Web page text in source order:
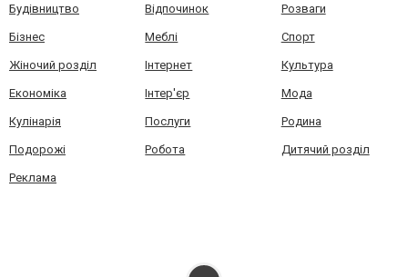
Будівництво Відпочинок Розваги
Бізнес Меблі Спорт
Жіночий розділ Інтернет Культура
Економіка Інтер'єр Мода
Кулінарія Послуги Родина
Подорожі Робота Дитячий розділ
Реклама